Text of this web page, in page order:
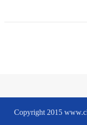
Copyright 2015